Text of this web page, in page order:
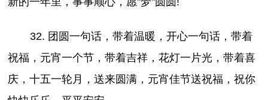
32. 团圆一句话，带着温暖，开心一句话，带着
祝福，元宵一个节，带着吉祥，花灯一片光，带着喜
庆，十五一轮月，送来圆满，元宵佳节送祝福，祝你